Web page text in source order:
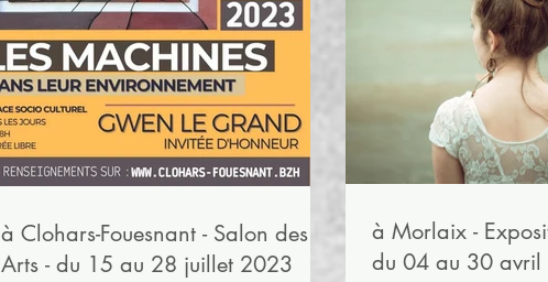
à Clohars-Fouesnant - Salon des
Arts - du 15 au 28 juillet 2023
à Morlaix -
du 04 au 30